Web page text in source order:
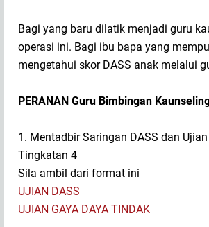
Bagi yang baru dilatik menjadi guru
operasi ini. Bagi ibu bapa yang
mengetahui skor DASS anak melalui
PERANAN Guru Bimbingan
1. Mentadbir Saringan DASS dan
Tingkatan 4
Sila ambil dari format ini
UJIAN DASS
UJIAN GAYA DAYA TINDAK